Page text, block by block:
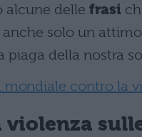
alcune delle frasi
solo un
piaga della nostra
mondiale contro la
violenza